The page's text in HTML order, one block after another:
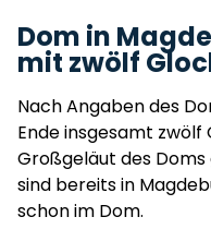
Dom in
mit zwölf
Nach Angaben des
Ende insgesamt zwölf
Großgeläut des
sind bereits in
schon im Dom.